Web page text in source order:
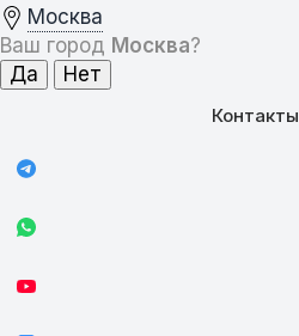
Москва
Ваш город Москва?
Контакты